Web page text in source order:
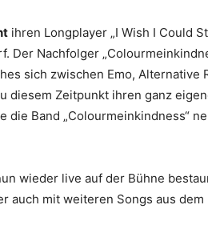
ihren Longplayer „I Wish I Could
Der Nachfolger
sich zwischen Emo, Alternative
diesem Zeitpunkt ihren ganz
die Band „Colourmeinkindness“
wieder live auf der Bühne
auch mit weiteren Songs aus dem